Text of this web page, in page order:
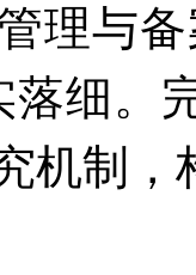
理与
落细。
机制